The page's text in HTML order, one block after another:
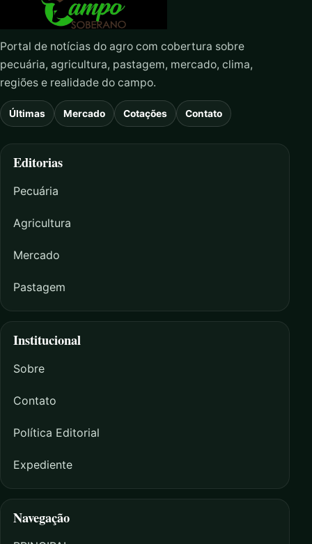
Portal de notícias do agro com cobertura sobre
pecuária, agricultura, pastagem, mercado, clima,
regiões e realidade do campo.
Últimas Mercado Cotações Contato
Editorias
Pecuária
Agricultura
Mercado
Pastagem
Institucional
Sobre
Contato
Política Editorial
Expediente
Navegação